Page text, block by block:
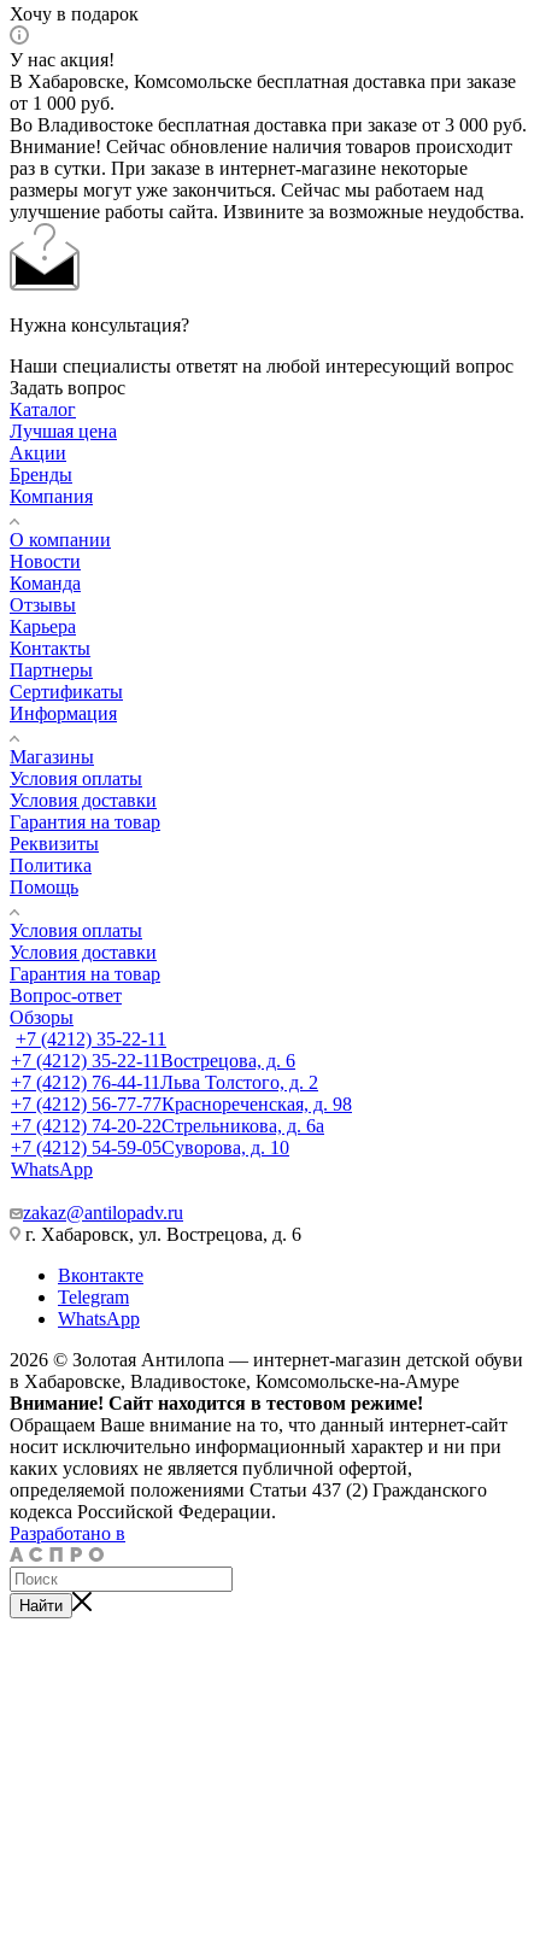
Хочу в подарок
У нас акция!
В Хабаровске, Комсомольске бесплатная доставка при заказе
от 1 000 руб.
Во Владивостоке бесплатная доставка при заказе от 3 000 руб.
Внимание! Сейчас обновление наличия товаров происходит
раз в сутки. При заказе в интернет-магазине некоторые
размеры могут уже закончиться. Сейчас мы работаем над
улучшение работы сайта. Извините за возможные неудобства.
Нужна консультация?
Наши специалисты ответят на любой интересующий вопрос
Задать вопрос
Каталог
Лучшая цена
Акции
Бренды
Компания
О компании
Новости
Команда
Отзывы
Карьера
Контакты
Партнеры
Сертификаты
Информация
Магазины
Условия оплаты
Условия доставки
Гарантия на товар
Реквизиты
Политика
Помощь
Условия оплаты
Условия доставки
Гарантия на товар
Вопрос-ответ
Обзоры
+7 (4212) 35-22-11
+7 (4212) 35-22-11Вострецова, д. 6
+7 (4212) 76-44-11Льва Толстого, д. 2
+7 (4212) 56-77-77Краснореченская, д. 98
+7 (4212) 74-20-22Стрельникова, д. 6а
+7 (4212) 54-59-05Суворова, д. 10
WhatsApp
zakaz@antilopadv.ru
г. Хабаровск, ул. Вострецова, д. 6
Вконтакте
Telegram
WhatsApp
2026 © Золотая Антилопа — интернет-магазин детской обуви
в Хабаровске, Владивостоке, Комсомольске-на-Амуре
Внимание! Сайт находится в тестовом режиме!
Обращаем Ваше внимание на то, что данный интернет-сайт
носит исключительно информационный характер и ни при
каких условиях не является публичной офертой,
определяемой положениями Статьи 437 (2) Гражданского
кодекса Российской Федерации.
Разработано в
Найти